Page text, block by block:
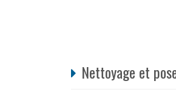
Nettoyage et